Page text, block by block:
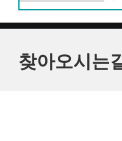
찾아오시는